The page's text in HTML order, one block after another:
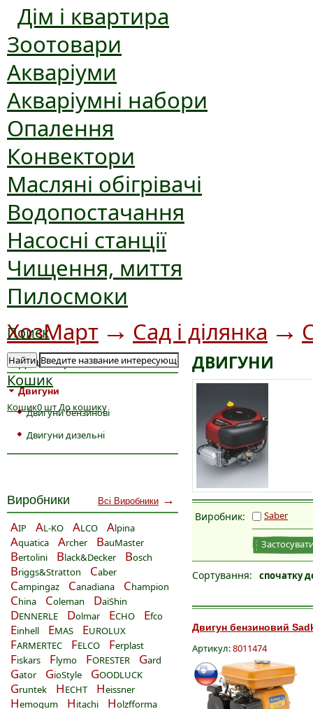
Дім і квартира
Зоотовари
Акваріуми
Акваріумні набори
Опалення
Конвектори
Масляні обігрівачі
Водопостачання
Насосні станції
Чищення, миття
Пилосмоки
Поиск
Найти
Кошик
Кошик0 штДо кошику
ХозМарт → Сад і ділянка →
Підкатегорія
Двигуни
Двигуни бензинові
Двигуни дизельні
Виробники Всі Виробники →
AIP AL-KO ALCO Alpina
Aquatica Archer BauMaster
Bertolini Black&Decker Bosch
Briggs&Stratton Caber
Campingaz Canadiana Champion
China Coleman DaiShin
DENNERLE Dolmar ECHO Efco
Einhell EMAS EUROLUX
FARMERTEC FELCO Ferplast
Fiskars Flymo FORESTER Gard
Gator GioStyle GOODLUCK
Gruntek HECHT Heissner
Hemogum Hitachi Holzfforma
ДВИГУНИ
Виробник: Saber
Сортування: спочатку
Двигун бензиновий
Артикул:8011474